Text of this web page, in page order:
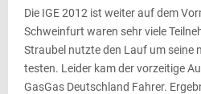
Die IGE 2012 ist weiter auf dem
Schweinfurt waren sehr viele
Straubel nutzte den Lauf um seine
testen. Leider kam der vorzeitige
GasGas Deutschland Fahrer.